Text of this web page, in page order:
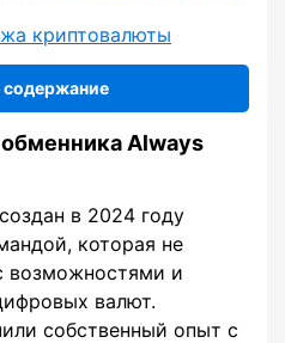
криптовалюты
содержание
Always
создан в 2024 году
которая не
возможностями и
валют.
собственный опыт с